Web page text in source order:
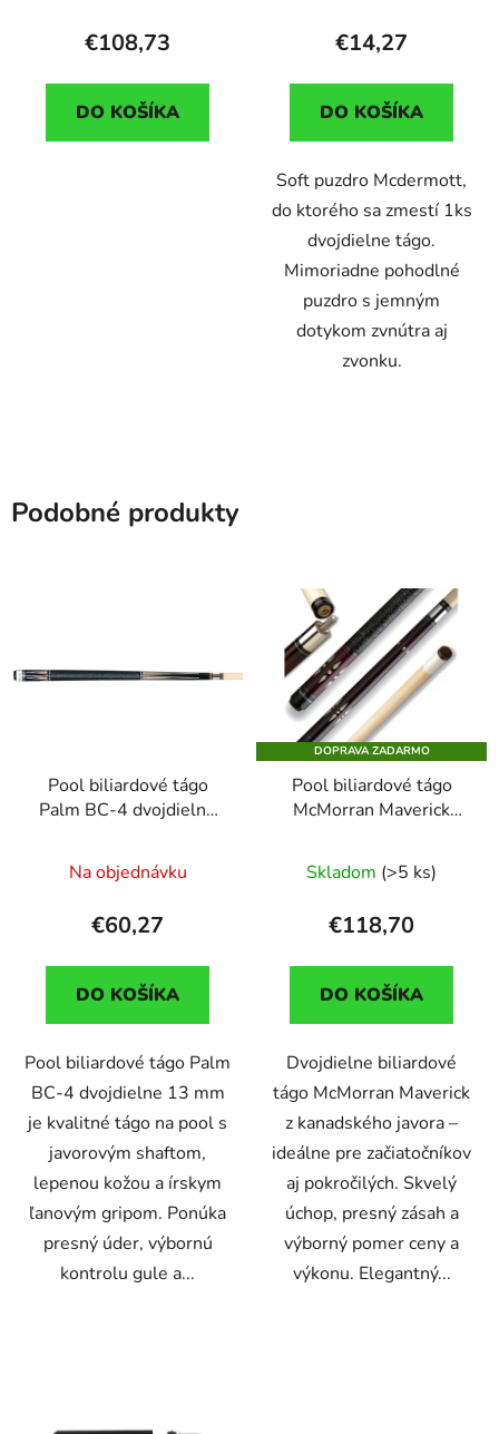
€108,73
DO KOŠÍKA
€14,27
DO KOŠÍKA
Soft puzdro Mcdermott,
do ktorého sa zmestí 1ks
dvojdielne tágo.
Mimoriadne pohodlné
puzdro s jemným
dotykom zvnútra aj
zvonku.
Podobné produkty
Pool biliardové tágo
Palm BC-4 dvojdielne
Na objednávku
€60,27
DO KOŠÍKA
Pool biliardové tágo Palm
BC-4 dvojdielne 13 mm
je kvalitné tágo na pool s
javorovým shaftom,
lepenou kožou a írskym
ľanovým gripom. Ponúka
presný úder, výbornú
kontrolu gule a...
DOPRAVA ZADARMO
Pool biliardové tágo
McMorran Maverick
Skladom (>5 ks)
€118,70
DO KOŠÍKA
Dvojdielne biliardové
tágo McMorran Maverick
z kanadského javora –
ideálne pre začiatočníkov
aj pokročilých. Skvelý
úchop, presný zásah a
výborný pomer ceny a
výkonu. Elegantný...